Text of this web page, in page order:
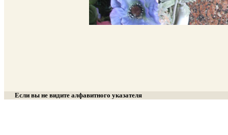
Если вы не видите алфавитного указателя